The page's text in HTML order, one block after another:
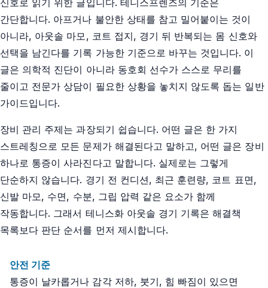
간단합니다. 아프거나 불안한 상태를 참고 밀어붙이는 것이
아니라, 아웃솔 마모, 코트 접지, 경기 뒤 반복되는 몸 신호와
선택을 남긴다를 기록 가능한 기준으로 바꾸는 것입니다. 이
글은 의학적 진단이 아니라 동호회 선수가 스스로 무리를
줄이고 전문가 상담이 필요한 상황을 놓치지 않도록 돕는 일반
가이드입니다.
장비 관리 주제는 과장되기 쉽습니다. 어떤 글은 한 가지
스트레칭으로 모든 문제가 해결된다고 말하고, 어떤 글은 장비
하나로 통증이 사라진다고 말합니다. 실제로는 그렇게
단순하지 않습니다. 경기 전 컨디션, 최근 훈련량, 코트 표면,
신발 마모, 수면, 수분, 그립 압력 같은 요소가 함께
작동합니다. 그래서 테니스화 아웃솔 경기 기록은 해결책
목록보다 판단 순서를 먼저 제시합니다.
안전 기준
통증이 날카롭거나 감각 저하, 붓기, 힘 빠짐이 있으면